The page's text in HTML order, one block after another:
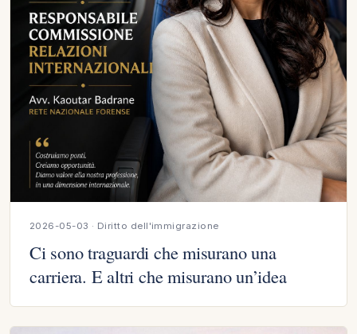
2026-05-03 · Diritto dell'immigrazione
Ci sono traguardi che misurano una
carriera. E altri che misurano un’idea